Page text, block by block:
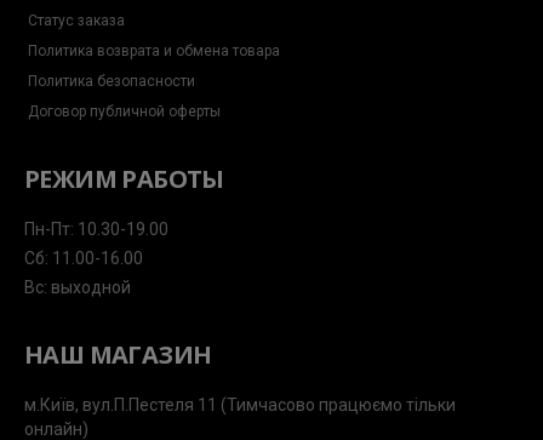
Статус заказа
Политика возврата и обмена товара
Политика безопасности
Договор публичной оферты
РЕЖИМ РАБОТЫ
Пн-Пт: 10.30-19.00
Сб: 11.00-16.00
Вс: выходной
НАШ МАГАЗИН
м.Київ, вул.П.Пестеля 11 (Тимчасово працюємо тільки
онлайн)